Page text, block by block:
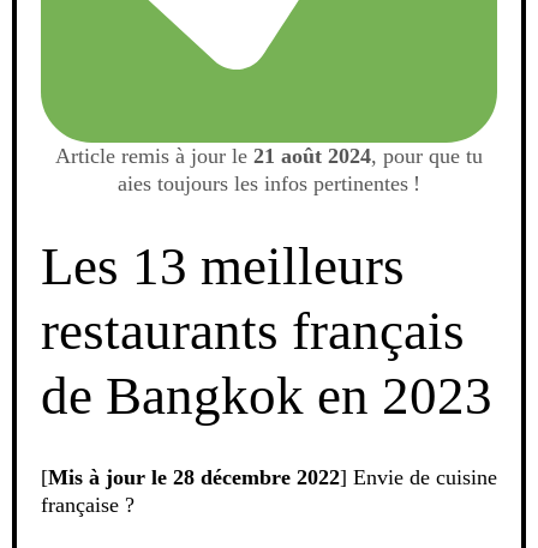
Article remis à jour le 21 août 2024, pour que tu
aies toujours les infos pertinentes !
Les 13 meilleurs
restaurants français
de Bangkok en 2023
[Mis à jour le 28 décembre 2022] Envie de cuisine
française ?